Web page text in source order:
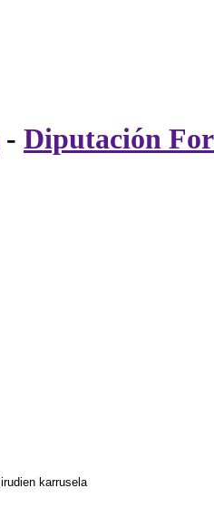
- Diputación